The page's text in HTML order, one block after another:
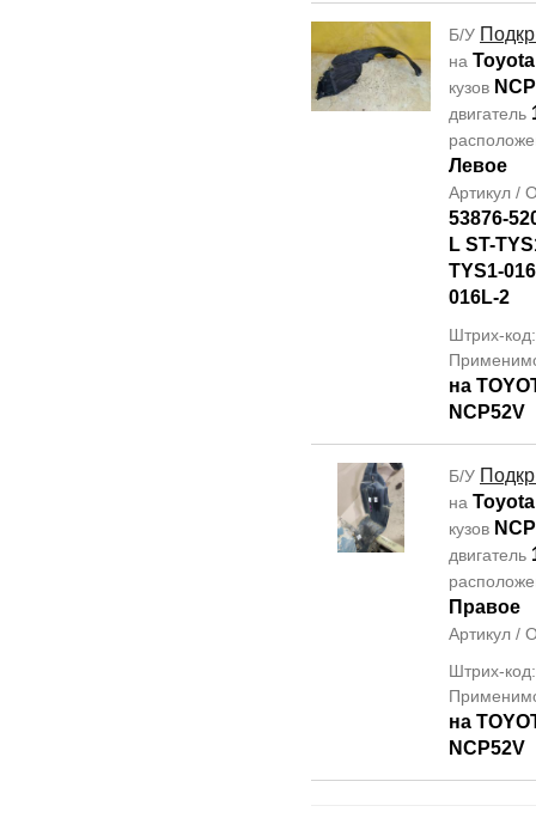
Б/У
на
кузов
двигатель
Левое
Артикул /
53876-
L ST-
TYS1-
016L-2
Штрих-
на
NCP52V
Б/У
на
кузов
двигатель
Правое
Артикул /
Штрих-
на
NCP52V